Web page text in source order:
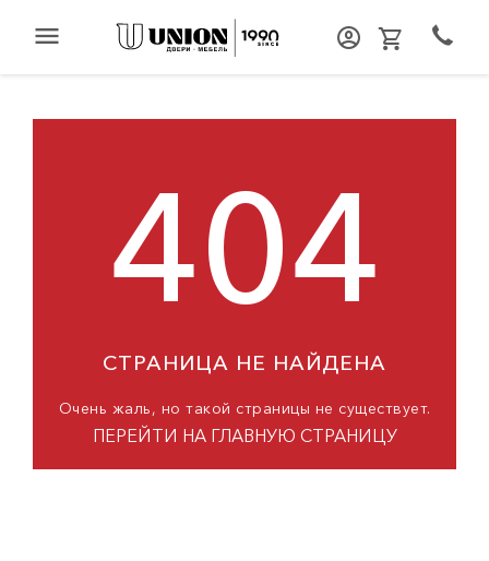
menu
404
СТРАНИЦА НЕ НАЙДЕНА
Очень жаль, но такой страницы не существует.
ПЕРЕЙТИ НА ГЛАВНУЮ СТРАНИЦУ